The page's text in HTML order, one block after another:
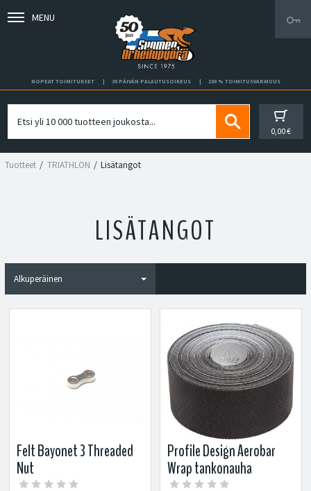
MENU
NOPEAT TOIMITUKSET 30 PÄIVÄN PALAUTUSOIKEUS 100 % TOIMITUSVARMUUS
0,00 €
Tuotteet TRIATHLON Lisätangot
LISÄTANGOT
Felt Bayonet 3 Threaded
Nut
Profile Design Aerobar
Wrap tankonauha
lisätankoon